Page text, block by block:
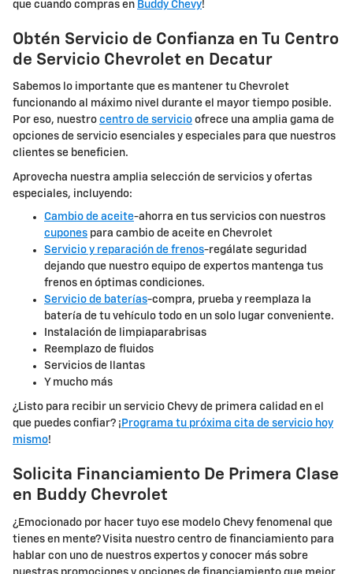
que cuando compras en Buddy Chevy!
Obtén Servicio de Confianza en Tu Centro
de Servicio Chevrolet en Decatur
Sabemos lo importante que es mantener tu Chevrolet
funcionando al máximo nivel durante el mayor tiempo posible.
Por eso, nuestro centro de servicio ofrece una amplia gama de
opciones de servicio esenciales y especiales para que nuestros
clientes se beneficien.
Aprovecha nuestra amplia selección de servicios y ofertas
especiales, incluyendo:
Cambio de aceite-ahorra en tus servicios con nuestros
cupones para cambio de aceite en Chevrolet
Servicio y reparación de frenos-regálate seguridad
dejando que nuestro equipo de expertos mantenga tus
frenos en óptimas condiciones.
Servicio de baterías-compra, prueba y reemplaza la
batería de tu vehículo todo en un solo lugar conveniente.
Instalación de limpiaparabrisas
Reemplazo de fluidos
Servicios de llantas
Y mucho más
¿Listo para recibir un servicio Chevy de primera calidad en el
que puedes confiar? ¡ Programa tu próxima cita de servicio hoy
mismo!
Solicita Financiamiento De Primera Clase
en Buddy Chevrolet
¿Emocionado por hacer tuyo ese modelo Chevy fenomenal que
tienes en mente? Visita nuestro centro de financiamiento para
hablar con uno de nuestros expertos y conocer más sobre